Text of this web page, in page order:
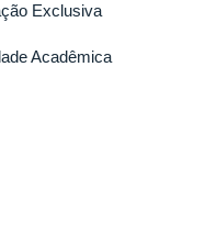
Exclusiva
Acadêmica